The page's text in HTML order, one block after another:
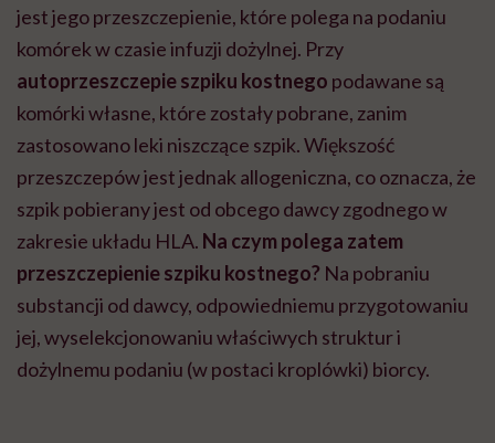
jest jego przeszczepienie, które polega na podaniu
komórek w czasie infuzji dożylnej. Przy
autoprzeszczepie szpiku kostnego podawane są
komórki własne, które zostały pobrane, zanim
zastosowano leki niszczące szpik. Większość
przeszczepów jest jednak allogeniczna, co oznacza, że
szpik pobierany jest od obcego dawcy zgodnego w
zakresie układu HLA. Na czym polega zatem
przeszczepienie szpiku kostnego? Na pobraniu
substancji od dawcy, odpowiedniemu przygotowaniu
jej, wyselekcjonowaniu właściwych struktur i
dożylnemu podaniu (w postaci kroplówki) biorcy.